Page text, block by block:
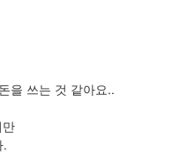
을 쓰는 것 같아요..
.